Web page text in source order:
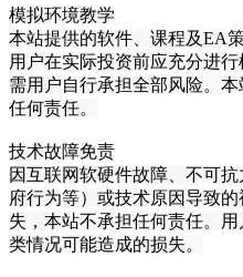
模拟环境教学
本站提供的软件、课程及EA
用户在实际投资前应充分进
需用户自行承担全部风险。
任何责任。
技术故障免责
因互联网软硬件故障、不可
府行为等）或技术原因导致
失，本站不承担任何责任。
类情况可能造成的损失。